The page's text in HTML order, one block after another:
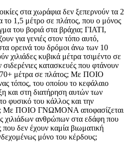
στα χωράφια δεν ξεπερνούν τα 2
το 1,5 μέτρο σε πλάτος, που ο μόνος
του βοριά στα βράχια; ΓΙΑΤΙ,
για γενιές στον τόπο αυτό,
ορεινά του δρόμοι άνω των 10
χιλιάδες κυβικά μέτρα τσιμέντο σε
κατασκευές που φτάνουν
μέτρα σε πλάτος; Με ΠΟΙΟ
τόπος, του οποίου το κεφάλαιο
και στη διατήρηση αυτών των
φυσικό του κάλλος και την
Με ΠΟΙΟ ΓΝΩΜΟΝΑ αποφασίζεται
χιλιάδων ανθρώπων στα εδάφη που
δεν έχουν καμία βιωματική
μόνο του κέρδους;